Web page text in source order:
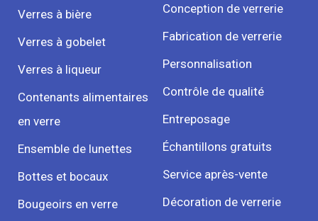
Verres à bière
Verres à gobelet
Verres à liqueur
Contenants alimentaires
en verre
Ensemble de lunettes
Bottes et bocaux
Bougeoirs en verre
Conception de verrerie
Fabrication de verrerie
Personnalisation
Contrôle de qualité
Entreposage
Échantillons gratuits
Service après-vente
Décoration de verrerie